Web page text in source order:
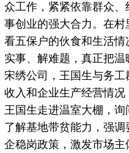
众工作，紧紧依靠群众
事创业的强大合力。在
看五保户的伙食和生活
实事、解难题，真正把
宋绣公司，王国生与务
收入和企业生产经营情况
王国生走进温室大棚，询
了解基地带贫能力，强
企稳岗政策，激发市场主